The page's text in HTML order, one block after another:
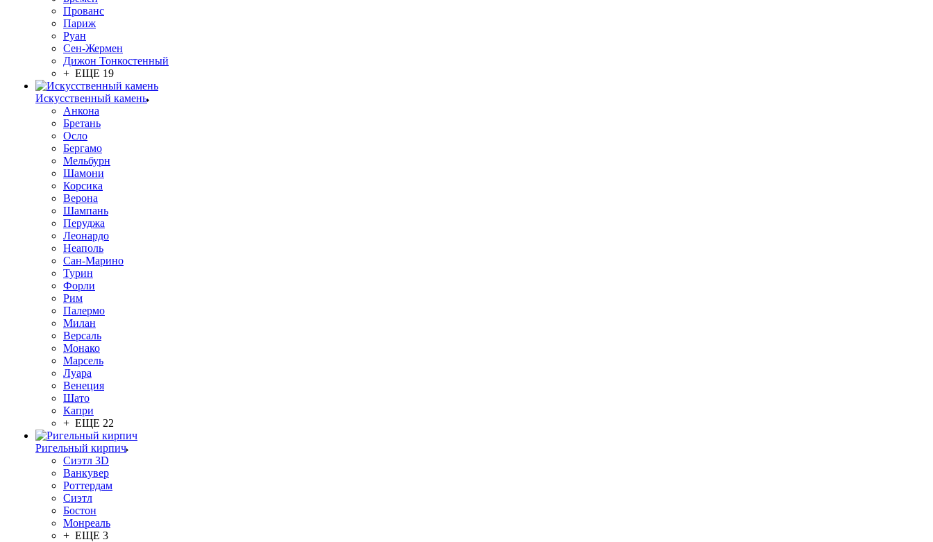
Прованс
Париж
Руан
Сен-Жермен
Дижон Тонкостенный
+ ЕЩЕ 19
Искусственный камень
Анкона
Бретань
Осло
Бергамо
Мельбурн
Шамони
Корсика
Верона
Шампань
Перуджа
Леонардо
Неаполь
Сан-Марино
Турин
Форли
Рим
Палермо
Милан
Версаль
Монако
Марсель
Луара
Венеция
Шато
Капри
+ ЕЩЕ 22
Ригельный кирпич
Сиэтл 3D
Ванкувер
Роттердам
Сиэтл
Бостон
Монреаль
+ ЕЩЕ 3